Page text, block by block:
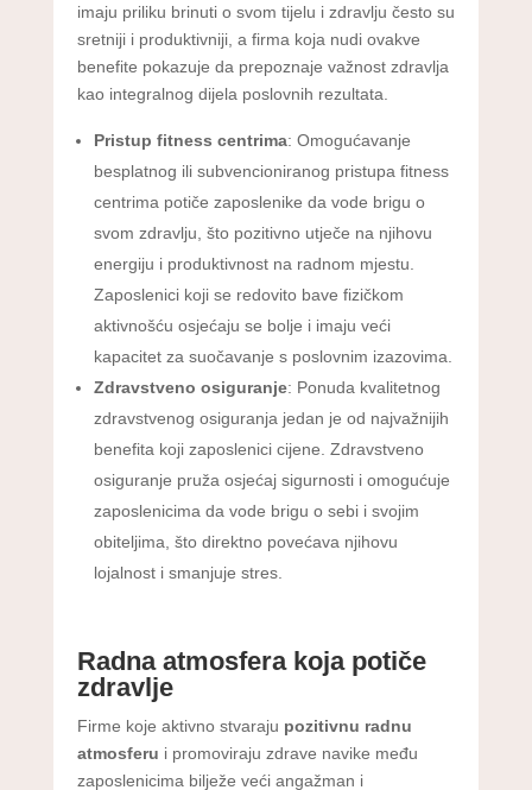
imaju priliku brinuti o svom tijelu i zdravlju često su
sretniji i produktivniji, a firma koja nudi ovakve
benefite pokazuje da prepoznaje važnost zdravlja
kao integralnog dijela poslovnih rezultata.
Pristup fitness centrima: Omogućavanje
besplatnog ili subvencioniranog pristupa fitness
centrima potiče zaposlenike da vode brigu o
svom zdravlju, što pozitivno utječe na njihovu
energiju i produktivnost na radnom mjestu.
Zaposlenici koji se redovito bave fizičkom
aktivnošću osjećaju se bolje i imaju veći
kapacitet za suočavanje s poslovnim izazovima.
Zdravstveno osiguranje: Ponuda kvalitetnog
zdravstvenog osiguranja jedan je od najvažnijih
benefita koji zaposlenici cijene. Zdravstveno
osiguranje pruža osjećaj sigurnosti i omogućuje
zaposlenicima da vode brigu o sebi i svojim
obiteljima, što direktno povećava njihovu
lojalnost i smanjuje stres.
Radna atmosfera koja potiče
zdravlje
Firme koje aktivno stvaraju pozitivnu radnu
atmosferu i promoviraju zdrave navike među
zaposlenicima bilježe veći angažman i